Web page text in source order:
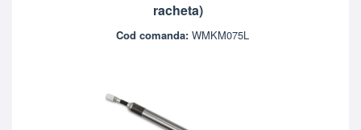
racheta)
Cod comanda: WMKM075L